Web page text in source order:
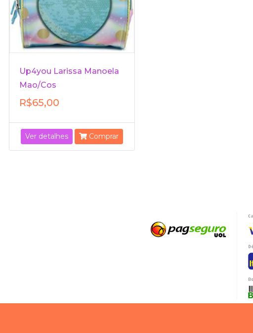
Up4you Larissa Manoela
Mao/Cos
R$65,00
Ver detalhes Comprar